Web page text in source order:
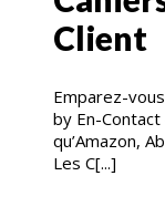
Client
Emparez-
by En-
qu’Amazon,
Les C[...]